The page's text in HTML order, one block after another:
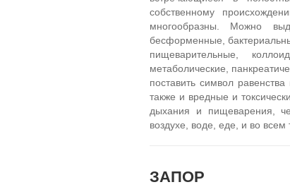
собственному
многообразны. Можно
бесформенные,
пищеварительные,
метаболические,
поставить символ
также и вредные и
дыхания и пищеварения,
воздухе, воде, еде, и во
ЗАПОР